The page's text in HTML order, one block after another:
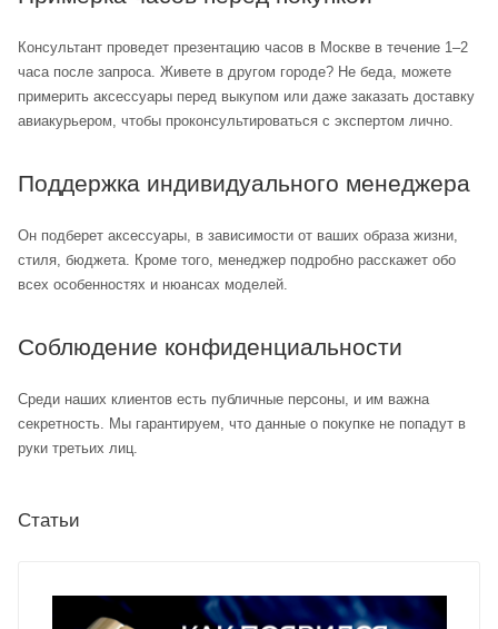
Консультант проведет презентацию часов в Москве в течение 1–2
часа после запроса. Живете в другом городе? Не беда, можете
примерить аксессуары перед выкупом или даже заказать доставку
авиакурьером, чтобы проконсультироваться с экспертом лично.
Поддержка индивидуального менеджера
Он подберет аксессуары, в зависимости от ваших образа жизни,
стиля, бюджета. Кроме того, менеджер подробно расскажет обо
всех особенностях и нюансах моделей.
Соблюдение конфиденциальности
Среди наших клиентов есть публичные персоны, и им важна
секретность. Мы гарантируем, что данные о покупке не попадут в
руки третьих лиц.
Статьи